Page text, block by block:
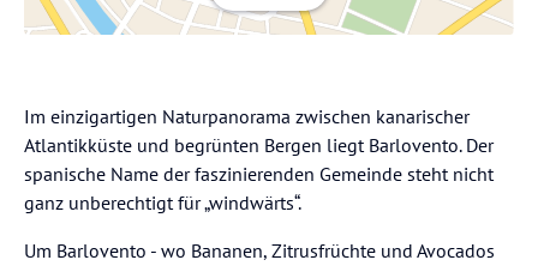
Im einzigartigen Naturpanorama zwischen kanarischer
Atlantikküste und begrünten Bergen liegt Barlovento. Der
spanische Name der faszinierenden Gemeinde steht nicht
ganz unberechtigt für „windwärts“.
Um Barlovento - wo Bananen, Zitrusfrüchte und Avocados